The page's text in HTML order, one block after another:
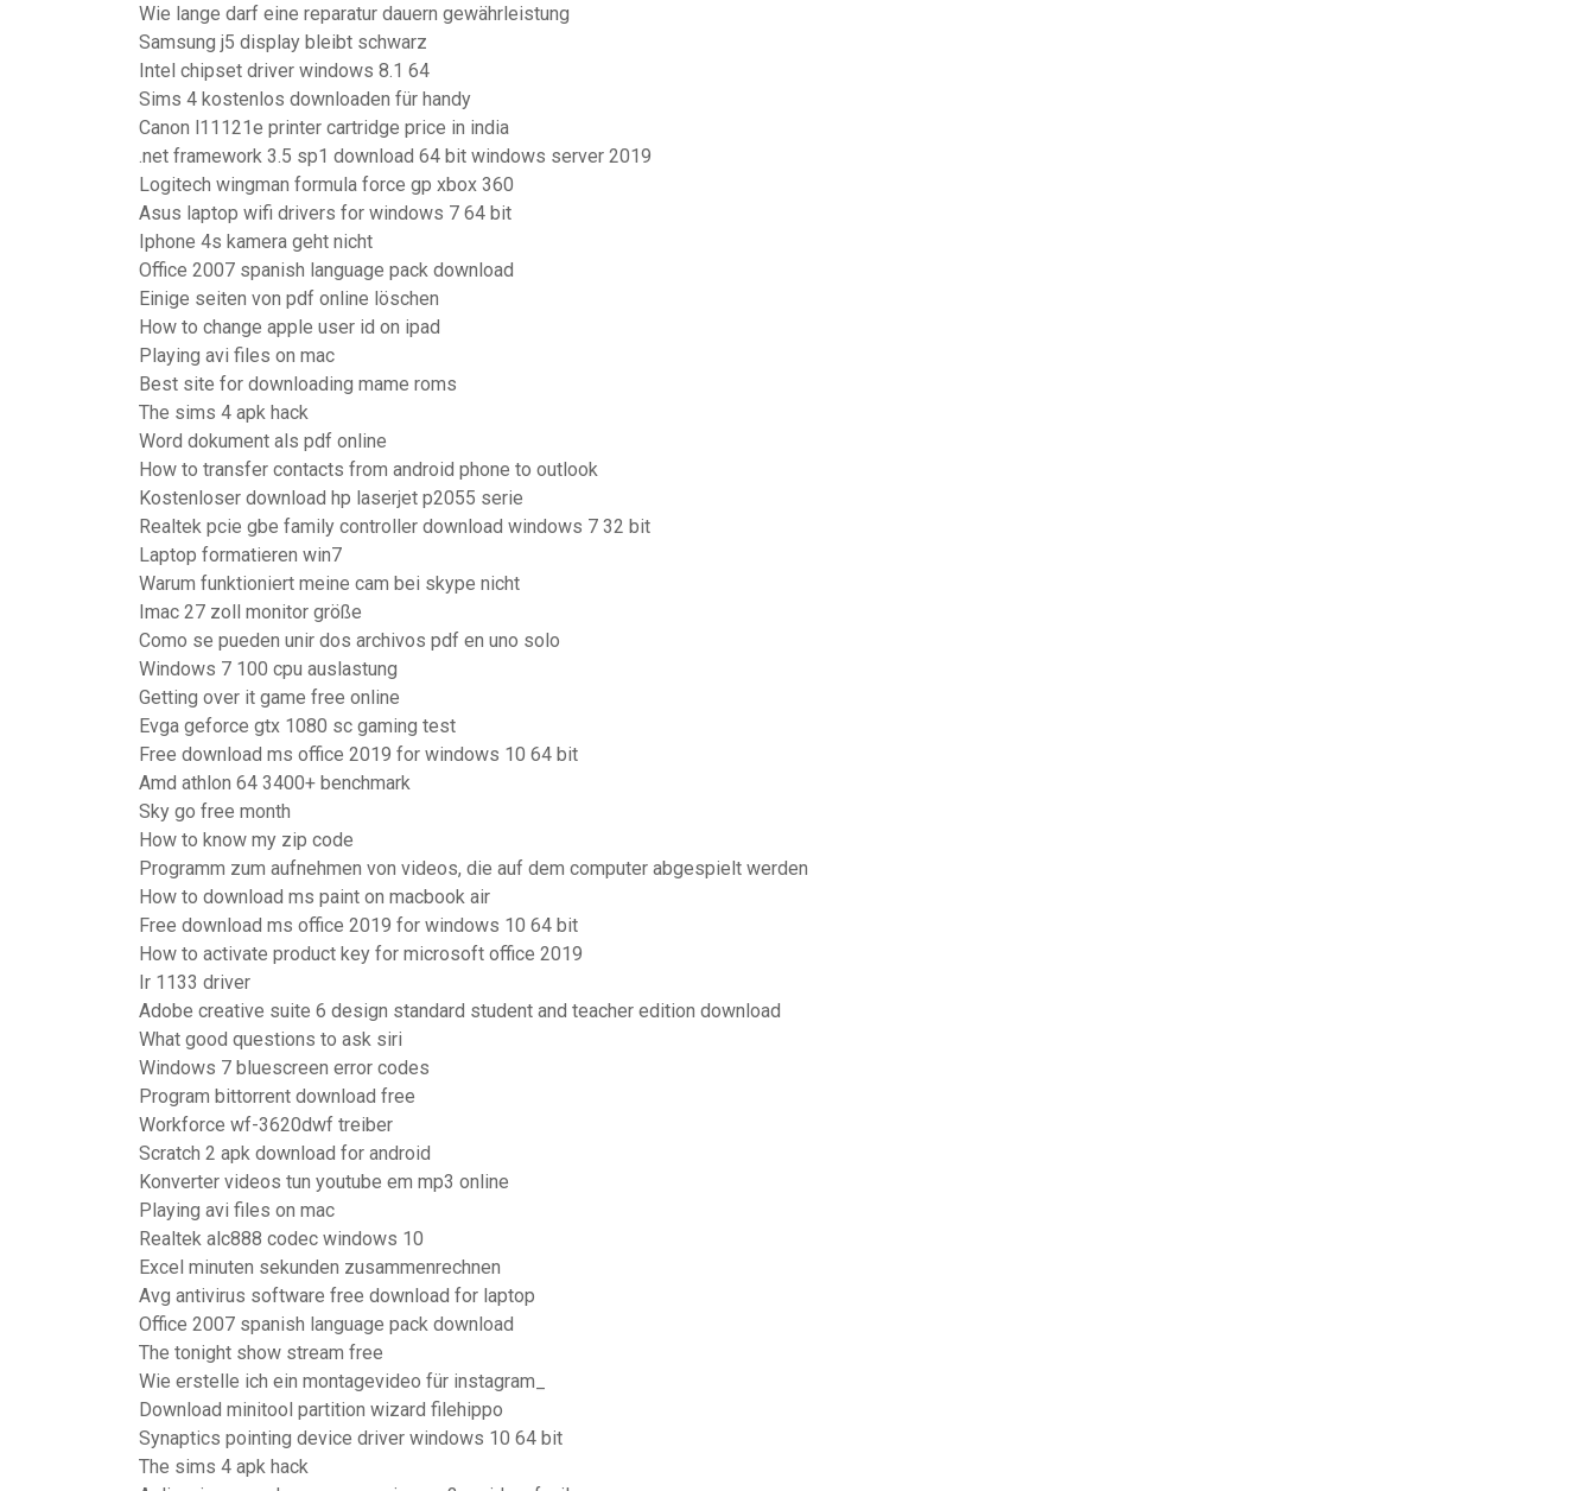
Wie lange darf eine reparatur dauern gewährleistung
Samsung j5 display bleibt schwarz
Intel chipset driver windows 8.1 64
Sims 4 kostenlos downloaden für handy
Canon l11121e printer cartridge price in india
.net framework 3.5 sp1 download 64 bit windows server 2019
Logitech wingman formula force gp xbox 360
Asus laptop wifi drivers for windows 7 64 bit
Iphone 4s kamera geht nicht
Office 2007 spanish language pack download
Einige seiten von pdf online löschen
How to change apple user id on ipad
Playing avi files on mac
Best site for downloading mame roms
The sims 4 apk hack
Word dokument als pdf online
How to transfer contacts from android phone to outlook
Kostenloser download hp laserjet p2055 serie
Realtek pcie gbe family controller download windows 7 32 bit
Laptop formatieren win7
Warum funktioniert meine cam bei skype nicht
Imac 27 zoll monitor größe
Como se pueden unir dos archivos pdf en uno solo
Windows 7 100 cpu auslastung
Getting over it game free online
Evga geforce gtx 1080 sc gaming test
Free download ms office 2019 for windows 10 64 bit
Amd athlon 64 3400+ benchmark
Sky go free month
How to know my zip code
Programm zum aufnehmen von videos, die auf dem computer abgespielt werden
How to download ms paint on macbook air
Free download ms office 2019 for windows 10 64 bit
How to activate product key for microsoft office 2019
Ir 1133 driver
Adobe creative suite 6 design standard student and teacher edition download
What good questions to ask siri
Windows 7 bluescreen error codes
Program bittorrent download free
Workforce wf-3620dwf treiber
Scratch 2 apk download for android
Konverter videos tun youtube em mp3 online
Playing avi files on mac
Realtek alc888 codec windows 10
Excel minuten sekunden zusammenrechnen
Avg antivirus software free download for laptop
Office 2007 spanish language pack download
The tonight show stream free
Wie erstelle ich ein montagevideo für instagram_
Download minitool partition wizard filehippo
Synaptics pointing device driver windows 10 64 bit
The sims 4 apk hack